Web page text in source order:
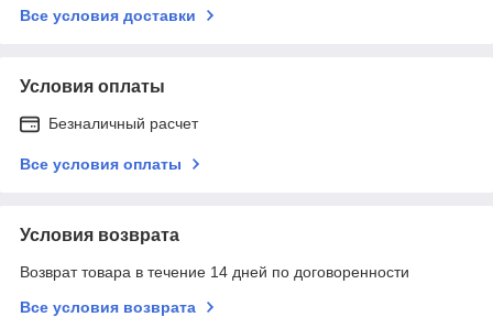
Все условия доставки
Условия оплаты
Безналичный расчет
Все условия оплаты
Условия возврата
Возврат товара в течение 14 дней по договоренности
Все условия возврата